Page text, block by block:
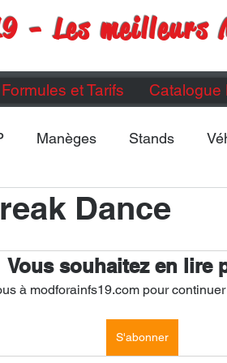
- Les meilleurs
Formules et Tarifs Catalogue
Manèges Stands
Maps Divers ETC...
Dance
Vous souhaitez en lire
à modforainfs19.com pour
S'abonner